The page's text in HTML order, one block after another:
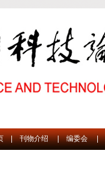
| 刊物介绍 | 编委会 |